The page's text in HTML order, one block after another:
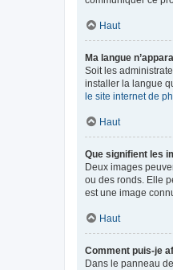
Haut
Ma langue
Soit les
installer la langue
le site internet de
Haut
Que signifient les
Deux images
ou des ronds. Elle
est une image
Haut
Comment puis-je
Dans le panneau